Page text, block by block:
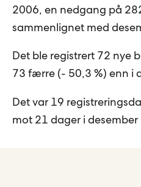
2006, en nedgang på
sammenlignet med
Det ble registrert 72 nye
73 færre (- 50,3 %) enn i
Det var 19
mot 21 dager i